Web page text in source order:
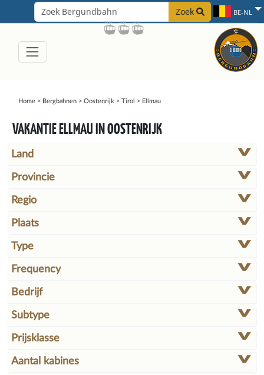
Zoek BE-NL
Home> Bergbahnen> Oostenrijk > Tirol > Ellmau
VAKANTIE ELLMAU IN OOSTENRIJK
Land
Provincie
Regio
Plaats
Type
Frequency
Bedrijf
Subtype
Prijsklasse
Aantal kabines